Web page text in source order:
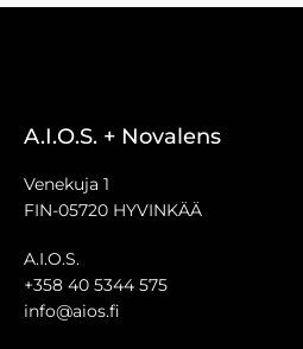
A.I.O.S. + Novalens
Venekuja 1
FIN-05720 HYVINKÄÄ
A.I.O.S.
+358 40 5344 575
info@aios.fi